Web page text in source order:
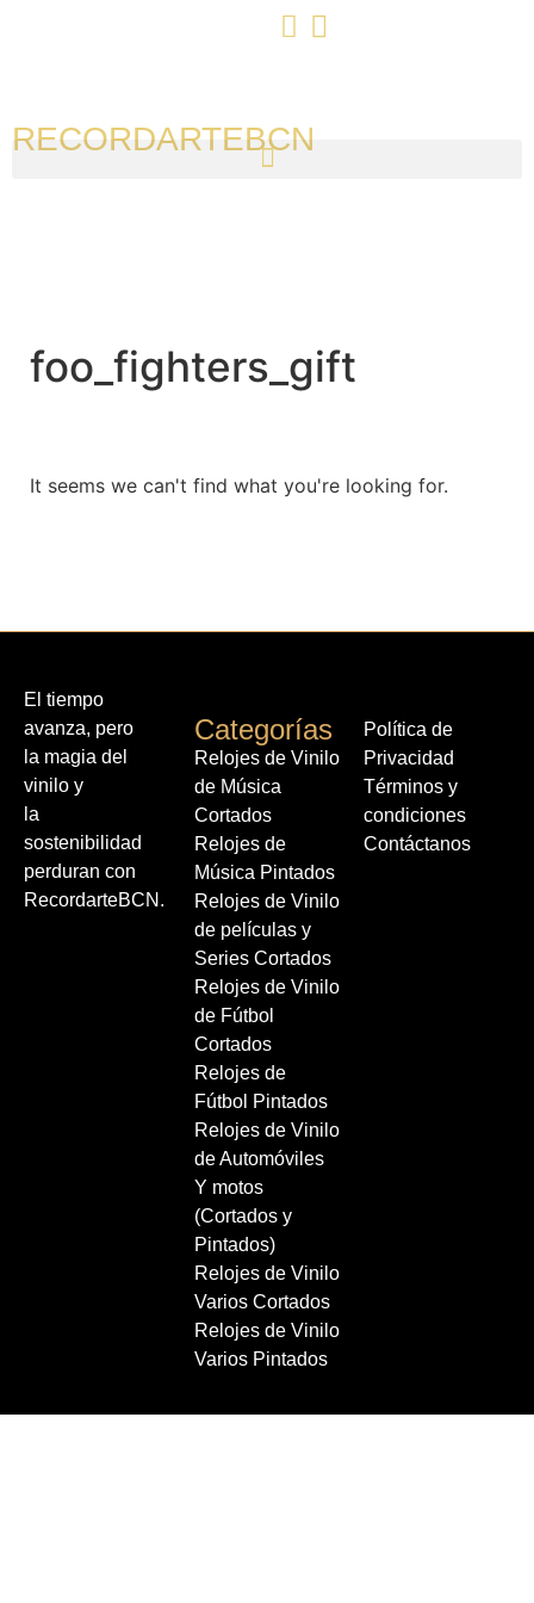
RECORDARTEBCN
foo_fighters_gift
It seems we can't find what you're looking for.
El tiempo
avanza, pero
la magia del
vinilo y
la
sostenibilidad
perduran con
RecordarteBCN.
Categorías
Relojes de Vinilo
de Música
Cortados
Relojes de
Música Pintados
Relojes de Vinilo
de películas y
Series Cortados
Relojes de Vinilo
de Fútbol
Cortados
Relojes de
Fútbol Pintados
Relojes de Vinilo
de Automóviles
Y motos
(Cortados y
Pintados)
Relojes de Vinilo
Varios Cortados
Relojes de Vinilo
Varios Pintados
Política de
Privacidad
Términos y
condiciones
Contáctanos